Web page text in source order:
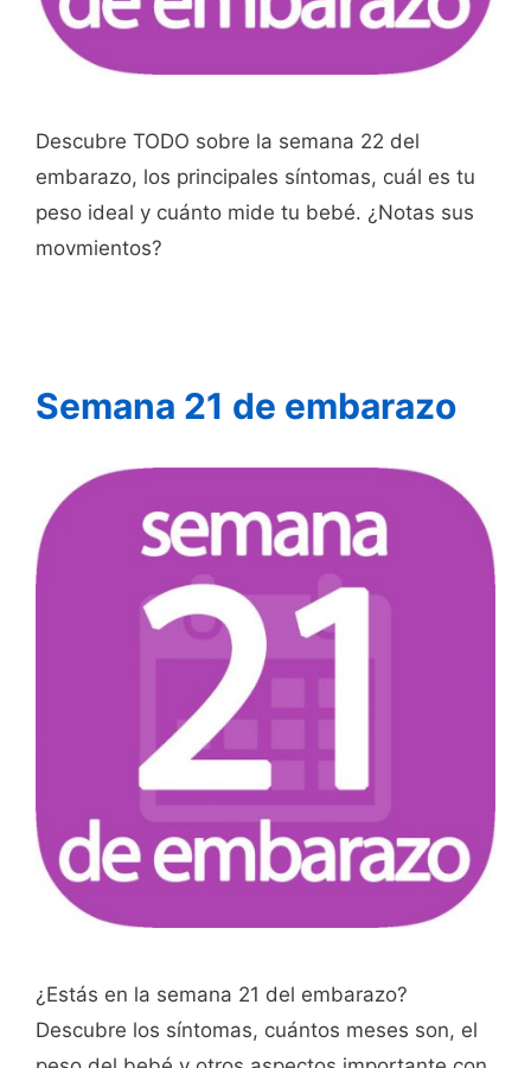
Descubre TODO sobre la semana 22 del
embarazo, los principales síntomas, cuál es tu
peso ideal y cuánto mide tu bebé. ¿Notas sus
movmientos?
Semana 21 de embarazo
¿Estás en la semana 21 del embarazo?
Descubre los síntomas, cuántos meses son, el